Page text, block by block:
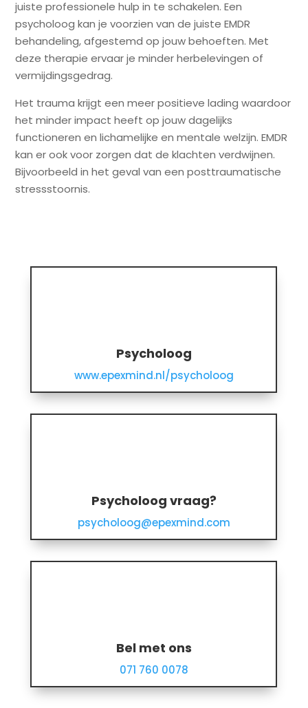
juiste professionele hulp in te schakelen. Een
psycholoog kan je voorzien van de juiste EMDR
behandeling, afgestemd op jouw behoeften. Met
deze therapie ervaar je minder herbelevingen of
vermijdingsgedrag.
Het trauma krijgt een meer positieve lading waardoor
het minder impact heeft op jouw dagelijks
functioneren en lichamelijke en mentale welzijn. EMDR
kan er ook voor zorgen dat de klachten verdwijnen.
Bijvoorbeeld in het geval van een posttraumatische
stressstoornis.
Psycholoog
www.epexmind.nl/psycholoog
Psycholoog vraag?
psycholoog@epexmind.com
Bel met ons
071 760 0078